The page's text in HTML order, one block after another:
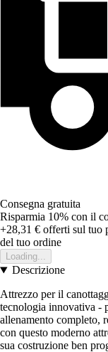
Consegna gratuita
Risparmia 10% con il
+28,31 € offerti sul tuo
del tuo ordine
Loading...
Descrizione
Attrezzo per il
tecnologia innovativa -
allenamento completo,
con questo moderno
sua costruzione ben